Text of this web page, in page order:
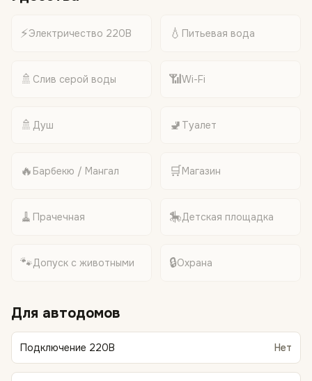
⚡Электричество 220В 💧 Питьевая вода
🚿 Слив серой воды 📶Wi-Fi
🚿 Душ 🚽 Туалет
🔥 Барбекю / Мангал 🛒Магазин
🧹 Прачечная 🎠Детская площадка
🐾Допуск с животными 🔒Охрана
Для автодомов
Подключение 220В Нет